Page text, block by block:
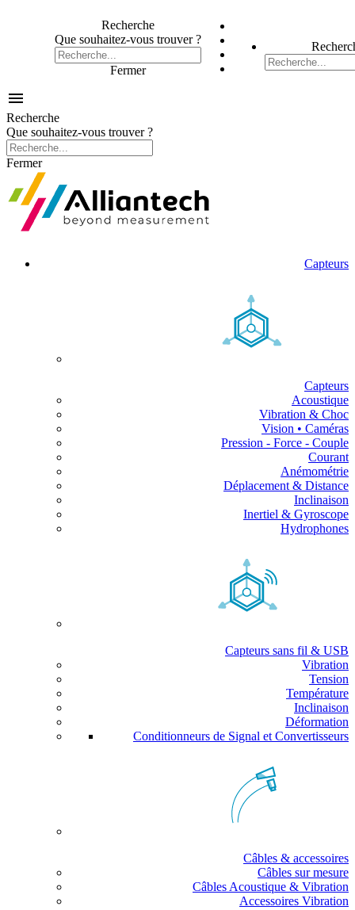
Recherche
Que souhaitez-vous trouver ?
Fermer

Recherche
Que souhaitez-vous trouver ?
Fermer
Capteurs
Capteurs
Acoustique
Vibration & Choc
Vision • Caméras
Pression - Force - Couple
Courant
Anémométrie
Déplacement & Distance
Inclinaison
Inertiel & Gyroscope
Hydrophones
Capteurs sans fil & USB
Vibration
Tension
Température
Inclinaison
Déformation
Conditionneurs de Signal et Convertisseurs
Câbles & accessoires
Câbles sur mesure
Câbles Acoustique & Vibration
Accessoires Vibration